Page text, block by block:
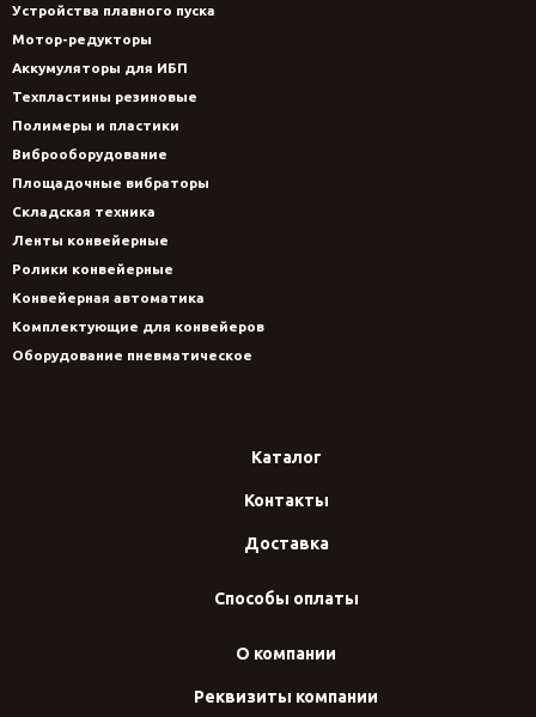
Устройства плавного пуска
Мотор-редукторы
Аккумуляторы для ИБП
Техпластины резиновые
Полимеры и пластики
Виброоборудование
Площадочные вибраторы
Складская техника
Ленты конвейерные
Ролики конвейерные
Конвейерная автоматика
Комплектующие для конвейеров
Оборудование пневматическое
Каталог
Контакты
Доставка
Способы оплаты
О компании
Реквизиты компании